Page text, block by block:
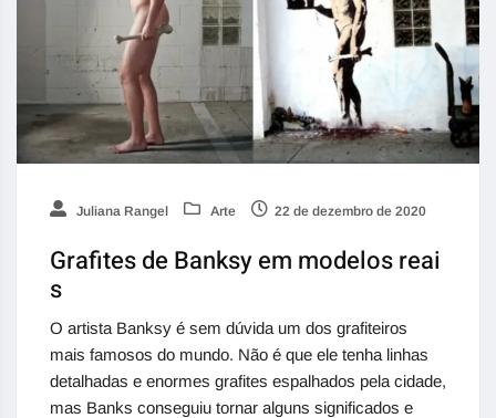
Juliana Rangel Arte 22 de dezembro de 2020
Grafites de Banksy em modelos reai
s
O artista Banksy é sem dúvida um dos grafiteiros
mais famosos do mundo. Não é que ele tenha linhas
detalhadas e enormes grafites espalhados pela cidade,
mas Banks conseguiu tornar alguns significados e